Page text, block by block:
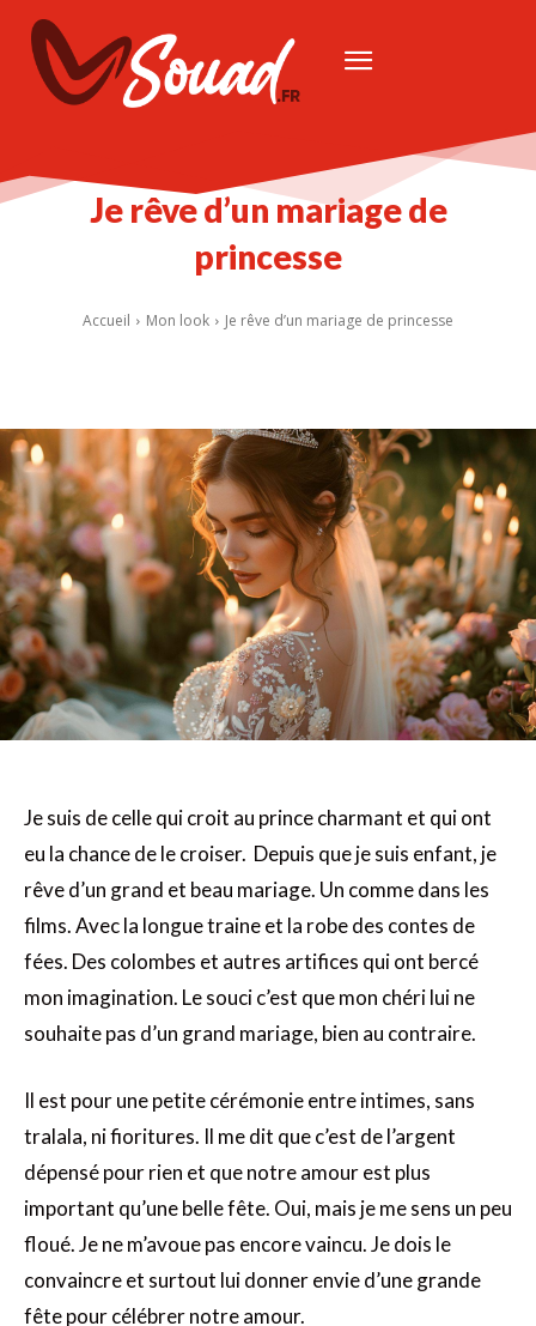
Je rêve d’un mariage de
princesse
Accueil Mon look Je rêve d’un mariage de princesse
Je suis de celle qui croit au prince charmant et qui ont
eu la chance de le croiser. Depuis que je suis enfant, je
rêve d’un grand et beau mariage. Un comme dans les
films. Avec la longue traine et la robe des contes de
fées. Des colombes et autres artifices qui ont bercé
mon imagination. Le souci c’est que mon chéri lui ne
souhaite pas d’un grand mariage, bien au contraire.
Il est pour une petite cérémonie entre intimes, sans
tralala, ni fioritures. Il me dit que c’est de l’argent
dépensé pour rien et que notre amour est plus
important qu’une belle fête. Oui, mais je me sens un peu
floué. Je ne m’avoue pas encore vaincu. Je dois le
convaincre et surtout lui donner envie d’une grande
fête pour célébrer notre amour.